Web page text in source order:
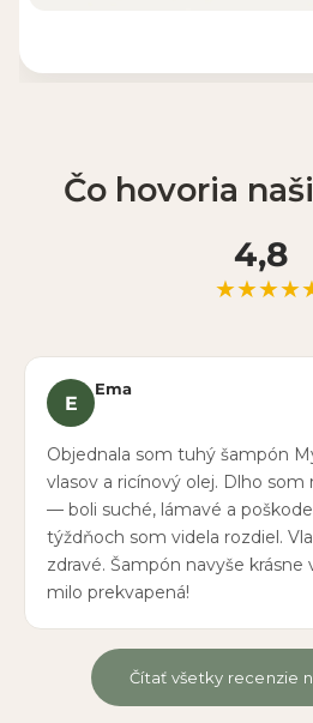
Čo hovoria
4,8
E
Ema
Objednala som tuhý šampón
vlasov a ricínový olej. Dlho
— boli suché, lámavé a
týždňoch som videla rozdiel.
zdravé. Šampón navyše
milo prekvapená!
Čítať všetky recenzie